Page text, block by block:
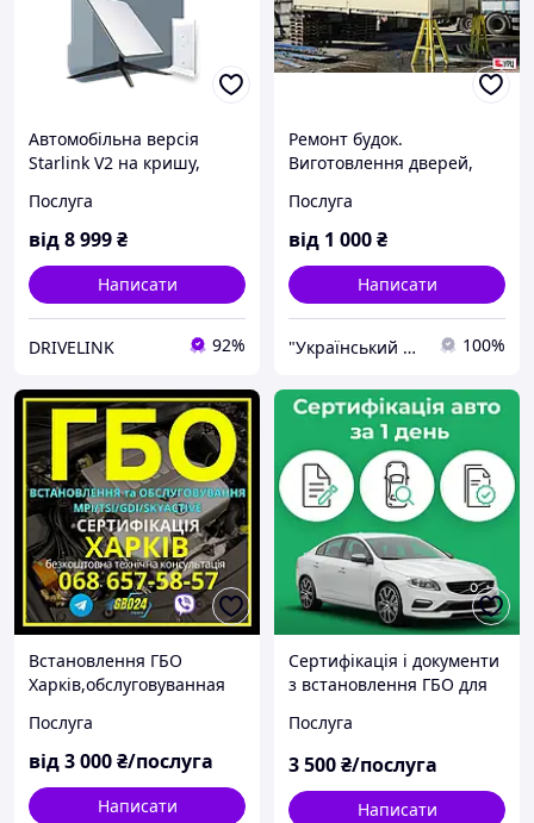
Автомобільна версія
Starlink V2 на кришу,
Просунутий
Послуга
від8 999₴
Написати
DRIVELINK 92%
Ремонт будок.
Виготовлення дверей,
Послуга
від 1 000₴
Написати
"Український Ресорний Центр" (УРЦ) 100%
Встановлення ГБО
Харків,обслуговуванная
Комплексна диагностика
авто
Послуга
від3 000₴/послуга
Написати
Сертифікація і документи
з встановлення ГБО для
Послуга
3 500₴/послуга
Написати